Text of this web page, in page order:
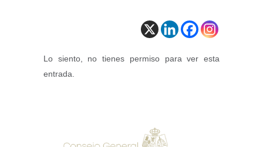
Lo siento, no tienes permiso para ver esta
entrada.